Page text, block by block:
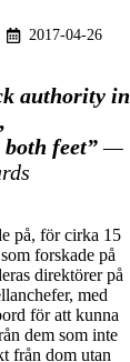
2017-04-26
authority in
feet”—
på, för cirka 15
forskade på
direktörer på
med
för att kunna
dem som inte
från dom utan